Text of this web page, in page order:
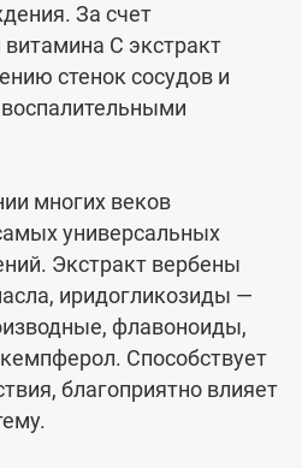
За счет
С экстракт
стенок сосудов и
многих веков
универсальных
Экстракт вербены
иридогликозиды —
флавоноиды,
Способствует
благоприятно влияет